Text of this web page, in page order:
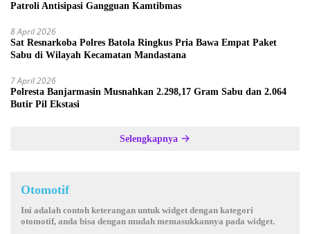
Patroli Antisipasi Gangguan Kamtibmas
8 April 2026
Sat Resnarkoba Polres Batola Ringkus Pria Bawa Empat Paket
Sabu di Wilayah Kecamatan Mandastana
7 April 2026
Polresta Banjarmasin Musnahkan 2.298,17 Gram Sabu dan 2.064
Butir Pil Ekstasi
Selengkapnya
Otomotif
Ini adalah contoh keterangan untuk widget dengan kategori
otomotif, anda bisa dengan mudah memasukkannya pada widget.